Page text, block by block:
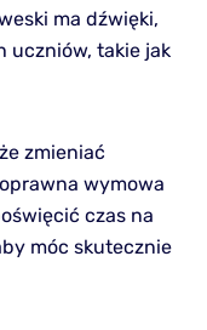
ma dźwięki,
uczniów, takie jak
zmieniać
wymowa
czas na
móc skutecznie